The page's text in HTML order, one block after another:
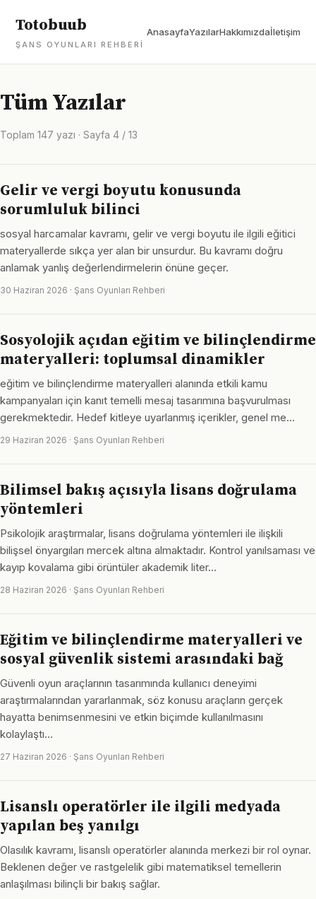
Totobuub
ŞANS OYUNLARI REHBERI
AnasayfaYazılarHakkımızdaİletişim
Tüm Yazılar
Toplam 147 yazı · Sayfa 4 / 13
Gelir ve vergi boyutu konusunda
sorumluluk bilinci
sosyal harcamalar kavramı, gelir ve vergi boyutu ile ilgili eğitici
materyallerde sıkça yer alan bir unsurdur. Bu kavramı doğru
anlamak yanlış değerlendirmelerin önüne geçer.
30 Haziran 2026 · Şans Oyunları Rehberi
Sosyolojik açıdan eğitim ve bilinçlendirme
materyalleri: toplumsal dinamikler
eğitim ve bilinçlendirme materyalleri alanında etkili kamu
kampanyaları için kanıt temelli mesaj tasarımına başvurulması
gerekmektedir. Hedef kitleye uyarlanmış içerikler, genel me…
29 Haziran 2026 · Şans Oyunları Rehberi
Bilimsel bakış açısıyla lisans doğrulama
yöntemleri
Psikolojik araştırmalar, lisans doğrulama yöntemleri ile ilişkili
bilişsel önyargıları mercek altına almaktadır. Kontrol yanılsaması ve
kayıp kovalama gibi örüntüler akademik liter…
28 Haziran 2026 · Şans Oyunları Rehberi
Eğitim ve bilinçlendirme materyalleri ve
sosyal güvenlik sistemi arasındaki bağ
Güvenli oyun araçlarının tasarımında kullanıcı deneyimi
araştırmalarından yararlanmak, söz konusu araçların gerçek
hayatta benimsenmesini ve etkin biçimde kullanılmasını
kolaylaştı…
27 Haziran 2026 · Şans Oyunları Rehberi
Lisanslı operatörler ile ilgili medyada
yapılan beş yanılgı
Olasılık kavramı, lisanslı operatörler alanında merkezi bir rol oynar.
Beklenen değer ve rastgelelik gibi matematiksel temellerin
anlaşılması bilinçli bir bakış sağlar.